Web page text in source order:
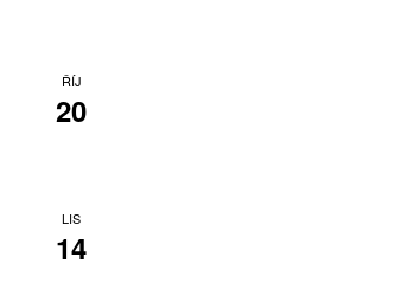
ŘÍJ
20
LIS
14